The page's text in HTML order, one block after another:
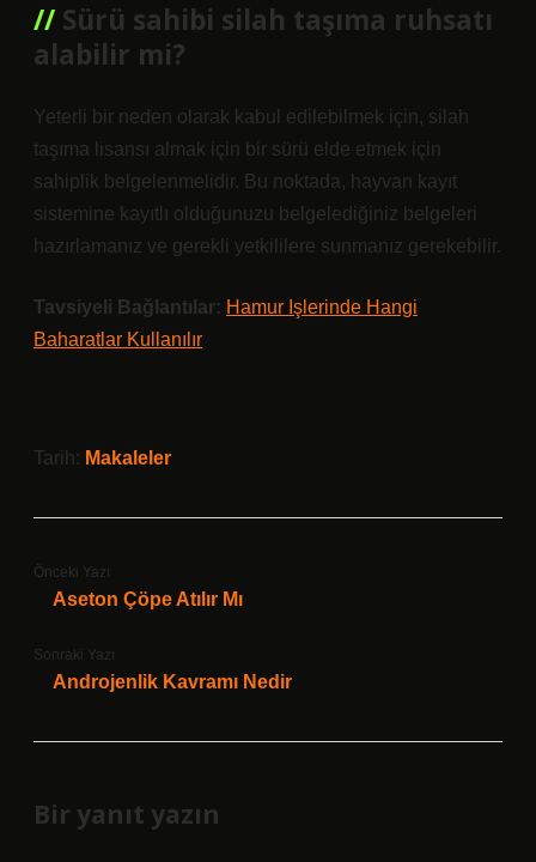
Sürü sahibi silah taşıma ruhsatı
alabilir mi?
Yeterli bir neden olarak kabul edilebilmek için, silah
taşıma lisansı almak için bir sürü elde etmek için
sahiplik belgelenmelidir. Bu noktada, hayvan kayıt
sistemine kayıtlı olduğunuzu belgelediğiniz belgeleri
hazırlamanız ve gerekli yetkililere sunmanız gerekebilir.
Tavsiyeli Bağlantılar: Hamur Işlerinde Hangi
Baharatlar Kullanılır
Tarih: Makaleler
Önceki Yazı
Aseton Çöpe Atılır Mı
Sonraki Yazı
Androjenlik Kavramı Nedir
Bir yanıt yazın